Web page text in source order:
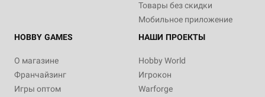
Товары без скидки
Мобильное приложение
HOBBY GAMES
О магазине
Франчайзинг
Игры оптом
НАШИ ПРОЕКТЫ
Hobby World
Игрокон
Warforge